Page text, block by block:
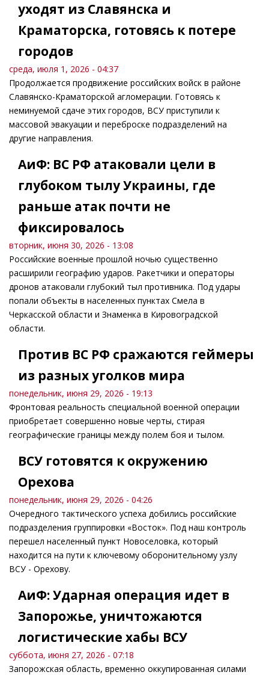
уходят из Славянска и
Краматорска, готовясь к потере
городов
среда, июля 1, 2026 - 04:37
Продолжается продвижение российских войск в районе
Славянско-Краматорской агломерации. Готовясь к
неминуемой сдаче этих городов, ВСУ приступили к
массовой эвакуации и переброске подразделений на
другие направления.
АиФ: ВС РФ атаковали цели в
глубоком тылу Украины, где
раньше атак почти не
фиксировалось
вторник, июня 30, 2026 - 13:08
Российские военные прошлой ночью существенно
расширили географию ударов. Ракетчики и операторы
дронов атаковали глубокий тыл противника. Под удары
попали объекты в населенных пунктах Смела в
Черкасской области и Знаменка в Кировоградской
области.
Против ВС РФ сражаются геймеры
из разных уголков мира
понедельник, июня 29, 2026 - 19:13
Фронтовая реальность специальной военной операции
приобретает совершенно новые черты, стирая
географические границы между полем боя и тылом.
ВСУ готовятся к окружению
Орехова
понедельник, июня 29, 2026 - 04:26
Очередного тактического успеха добились российские
подразделения группировки «Восток». Под наш контроль
перешел населенный пункт Новоселовка, который
находится на пути к ключевому оборонительному узлу
ВСУ - Орехову.
АиФ: Ударная операция идет в
Запорожье, уничтожаются
логистические хабы ВСУ
суббота, июня 27, 2026 - 07:18
Запорожская область, временно оккупированная силами